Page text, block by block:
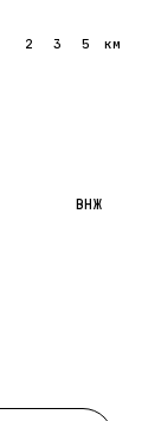
2 3 5 км
ВНЖ